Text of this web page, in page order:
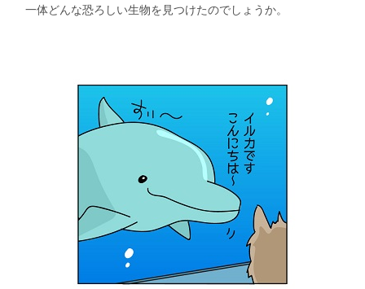
一体どんな恐ろしい生物を見つけたのでしょうか。